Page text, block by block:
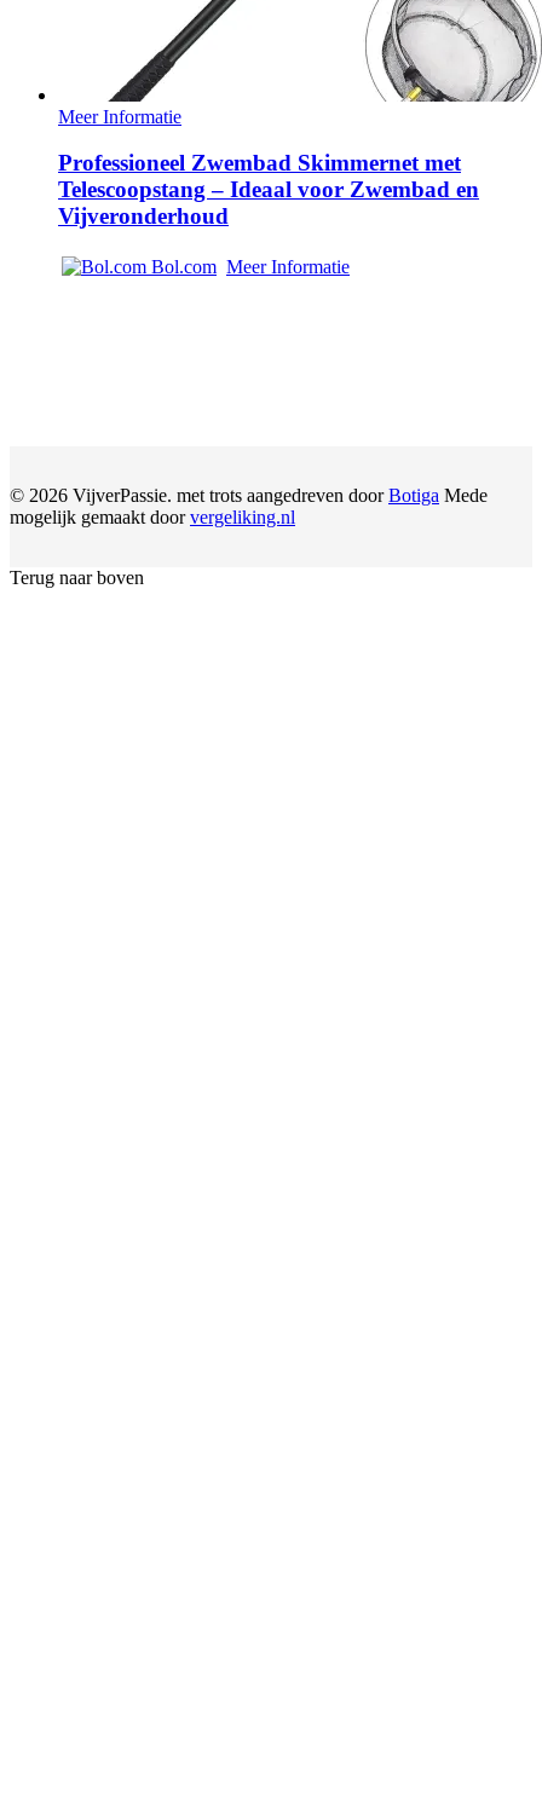
Meer Informatie
Professioneel Zwembad Skimmernet met
Telescoopstang – Ideaal voor Zwembad en
Vijveronderhoud
Bol.com Meer Informatie
© 2026 VijverPassie. met trots aangedreven doorBotiga Mede
mogelijk gemaakt doorvergeliking.nl
Terug naar boven